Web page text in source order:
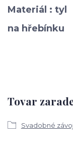
Materiál : tyl
na hřebínku
Tovar
Svadobné